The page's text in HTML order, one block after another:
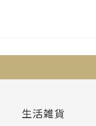
生活雑貨